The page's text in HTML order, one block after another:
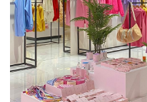
© 2021-2025 Macrocosm ®